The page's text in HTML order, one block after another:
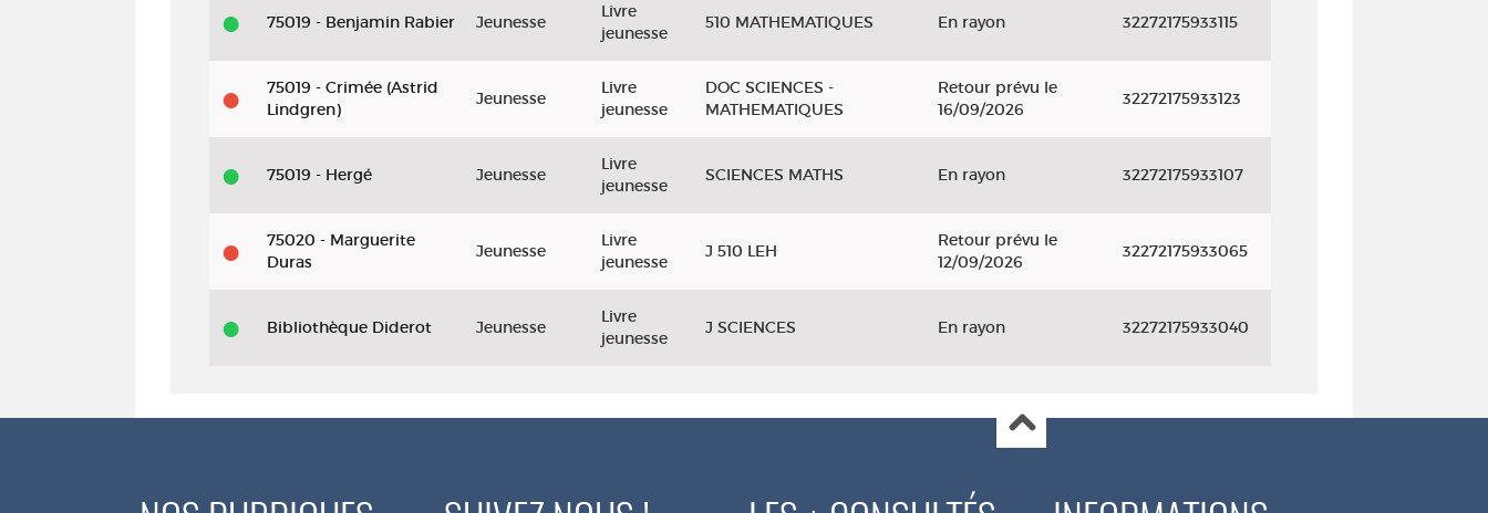
75019 - Benjamin Rabier Jeunesse
Livre
jeunesse
510 MATHEMATIQUES En rayon 32272175933115
75019 - Crimée (Astrid
Lindgren)
Jeunesse
Livre
jeunesse
DOC SCIENCES -
MATHEMATIQUES
Retour prévu le
16/09/2026
32272175933123
75019 - Hergé Jeunesse
Livre
jeunesse
SCIENCES MATHS En rayon 32272175933107
75020 - Marguerite
Duras
Jeunesse
Livre
jeunesse
J 510 LEH
Retour prévu le
12/09/2026
32272175933065
Bibliothèque Diderot Jeunesse
Livre
jeunesse
J SCIENCES En rayon 32272175933040